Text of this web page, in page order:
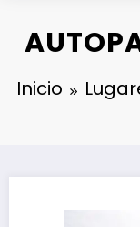
Inicio